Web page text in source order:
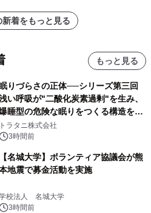
新着をもっと見る
もっと見る
りづらさの正体──シリーズ第三回
い呼吸が"二酸化炭素過剰"を生み、
睡型の危険な眠りをつくる構造を解
説
トラタニ株式会社
3時間前
【名城大学】ボランティア協議会が熊
地震で募金活動を実施
校法人 名城大学
3時間前